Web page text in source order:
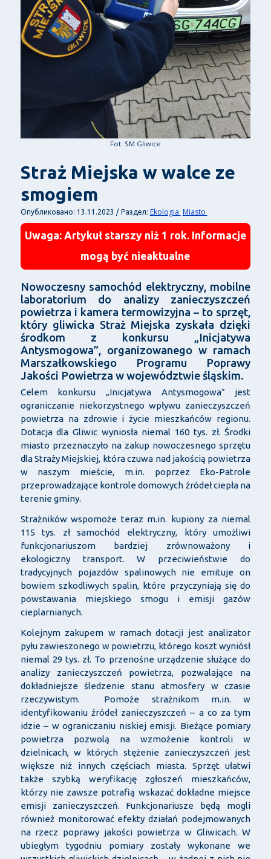
Fot. SM Gliwice
Straż Miejska w walce ze
smogiem
Опубликовано: 13.11.2023 / Раздел: Ekologia Miasto
Uwaga: Artykuł starszy niż 1 rok. Informacje
mogą być nieaktualne
Nowoczesny samochód elektryczny, mobilne
laboratorium do analizy zanieczyszczeń
powietrza i kamera termowizyjna – to sprzęt,
który gliwicka Straż Miejska zyskała dzięki
środkom z konkursu „Inicjatywa
Antysmogowa”, organizowanego w ramach
Marszałkowskiego Programu Poprawy
Jakości Powietrza w województwie śląskim.
Celem konkursu „Inicjatywa Antysmogowa” jest
ograniczanie niekorzystnego wpływu zanieczyszczeń
powietrza na zdrowie i życie mieszkańców regionu.
Dotacja dla Gliwic wyniosła niemal 160 tys. zł. Środki
miasto przeznaczyło na zakup nowoczesnego sprzętu
dla Straży Miejskiej, która czuwa nad jakością powietrza
w naszym mieście, m.in. poprzez Eko-Patrole
przeprowadzające kontrole domowych źródeł ciepła na
terenie gminy.
Strażników wspomoże teraz m.in. kupiony za niemal
115 tys. zł samochód elektryczny, który umożliwi
funkcjonariuszom bardziej zrównoważony i
ekologiczny transport. W przeciwieństwie do
tradycyjnych pojazdów spalinowych nie emituje on
bowiem szkodliwych spalin, które przyczyniają się do
powstawania miejskiego smogu i emisji gazów
cieplarnianych.
Kolejnym zakupem w ramach dotacji jest analizator
pyłu zawieszonego w powietrzu, którego koszt wyniósł
niemal 29 tys. zł. To przenośne urządzenie służące do
analizy zanieczyszczeń powietrza, pozwalające na
dokładniejsze śledzenie stanu atmosfery w czasie
rzeczywistym. Pomoże strażnikom m.in. w
identyfikowaniu źródeł zanieczyszczeń – a co za tym
idzie – w ograniczaniu niskiej emisji. Bieżące pomiary
powietrza pozwolą na wzmożenie kontroli w
dzielnicach, w których stężenie zanieczyszczeń jest
większe niż innych częściach miasta. Sprzęt ułatwi
także szybką weryfikację zgłoszeń mieszkańców,
którzy nie zawsze potrafią wskazać dokładne miejsce
emisji zanieczyszczeń. Funkcjonariusze będą mogli
również monitorować efekty działań podejmowanych
na rzecz poprawy jakości powietrza w Gliwicach. W
ubiegłym tygodniu pomiary zostały wykonane we